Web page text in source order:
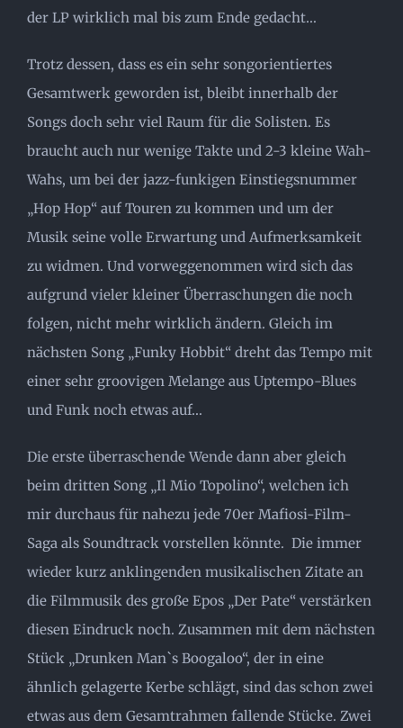
der LP wirklich mal bis zum Ende gedacht…
Trotz dessen, dass es ein sehr songorientiertes
Gesamtwerk geworden ist, bleibt innerhalb der
Songs doch sehr viel Raum für die Solisten. Es
braucht auch nur wenige Takte und 2-3 kleine Wah-
Wahs, um bei der jazz-funkigen Einstiegsnummer
„Hop Hop“ auf Touren zu kommen und um der
Musik seine volle Erwartung und Aufmerksamkeit
zu widmen. Und vorweggenommen wird sich das
aufgrund vieler kleiner Überraschungen die noch
folgen, nicht mehr wirklich ändern. Gleich im
nächsten Song „Funky Hobbit“ dreht das Tempo mit
einer sehr groovigen Melange aus Uptempo-Blues
und Funk noch etwas auf…
Die erste überraschende Wende dann aber gleich
beim dritten Song „Il Mio Topolino“, welchen ich
mir durchaus für nahezu jede 70er Mafiosi-Film-
Saga als Soundtrack vorstellen könnte. Die immer
wieder kurz anklingenden musikalischen Zitate an
die Filmmusik des große Epos „Der Pate“ verstärken
diesen Eindruck noch. Zusammen mit dem nächsten
Stück „Drunken Man`s Boogaloo“, der in eine
ähnlich gelagerte Kerbe schlägt, sind das schon zwei
etwas aus dem Gesamtrahmen fallende Stücke. Zwei